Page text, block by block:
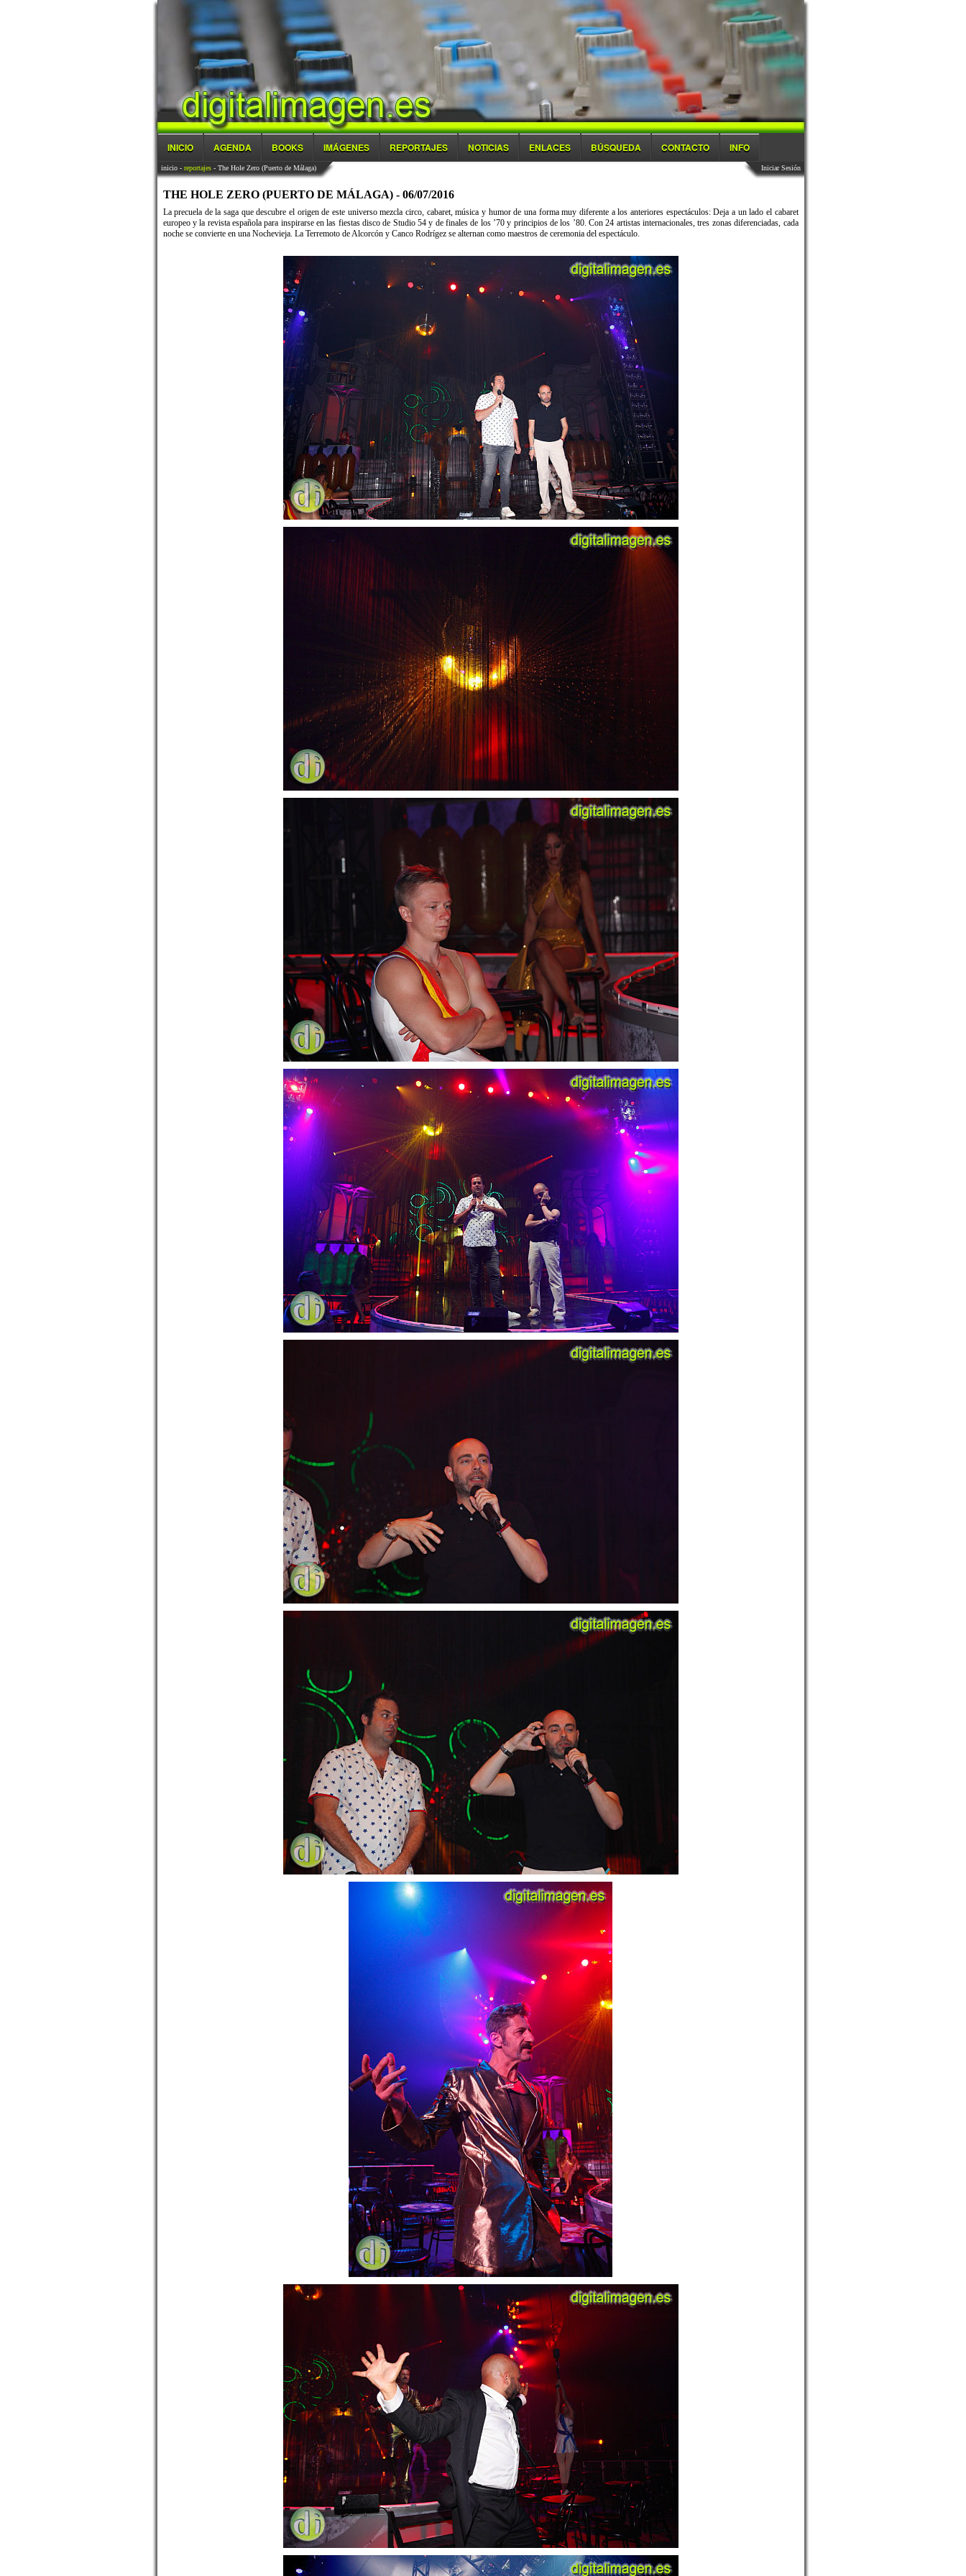
INICIO AGENDA BOOKS IMÁGENES REPORTAJES NOTICIAS ENLACES BÚSQUEDA CONTACTO INFO
inicio- reportajes- The Hole Zero (Puerto de Málaga) Iniciar Sesión
THE HOLE ZERO (PUERTO DE MÁLAGA) - 06/07/2016
La precuela de la saga que descubre el origen de este universo mezcla circo, cabaret, música y humor de una forma muy diferente a los anteriores espectáculos: Deja a un lado el cabaret
europeo y la revista española para inspirarse en las fiestas disco de Studio 54 y de finales de los ’70 y principios de los ’80. Con 24 artistas internacionales, tres zonas diferenciadas, cada
noche se convierte en una Nochevieja. La Terremoto de Alcorcón y Canco Rodrígez se alternan como maestros de ceremonia del espectáculo.